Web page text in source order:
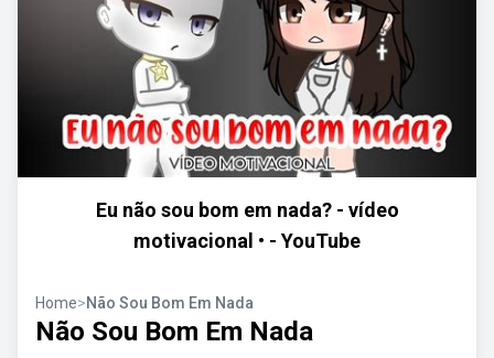
Eu não sou bom em nada? - vídeo
motivacional • - YouTube
Home>Não Sou Bom Em Nada
Não Sou Bom Em Nada